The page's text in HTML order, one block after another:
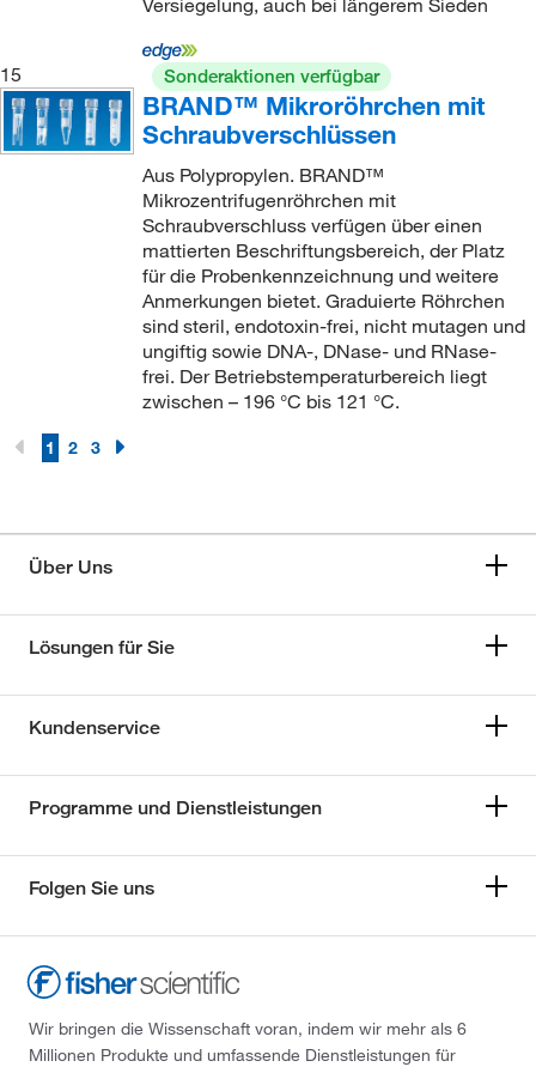
15 Sonderaktionen verfügbar
BRAND™ Mikroröhrchen mit
Schraubverschlüssen
Aus Polypropylen. BRAND™
Mikrozentrifugenröhrchen mit
Schraubverschluss verfügen über einen
mattierten Beschriftungsbereich, der Platz
für die Probenkennzeichnung und weitere
Anmerkungen bietet. Graduierte Röhrchen
sind steril, endotoxin-frei, nicht mutagen und
ungiftig sowie DNA-, DNase- und RNase-
frei. Der Betriebstemperaturbereich liegt
zwischen – 196 °C bis 121 °C.
1 2 3
Über Uns
Lösungen für Sie
Kundenservice
Programme und Dienstleistungen
Folgen Sie uns
Wir bringen die Wissenschaft voran, indem wir mehr als 6
Millionen Produkte und umfassende Dienstleistungen für